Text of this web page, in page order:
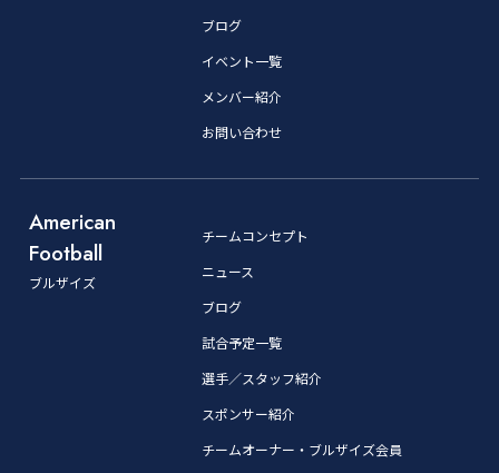
ブログ
イベント一覧
メンバー紹介
お問い合わせ
American
Football
ブルザイズ
チームコンセプト
ニュース
ブログ
試合予定一覧
選手／スタッフ紹介
スポンサー紹介
チームオーナー・ブルザイズ会員